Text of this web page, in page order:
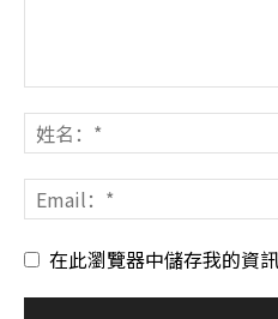
在此瀏覽器中儲存我的資